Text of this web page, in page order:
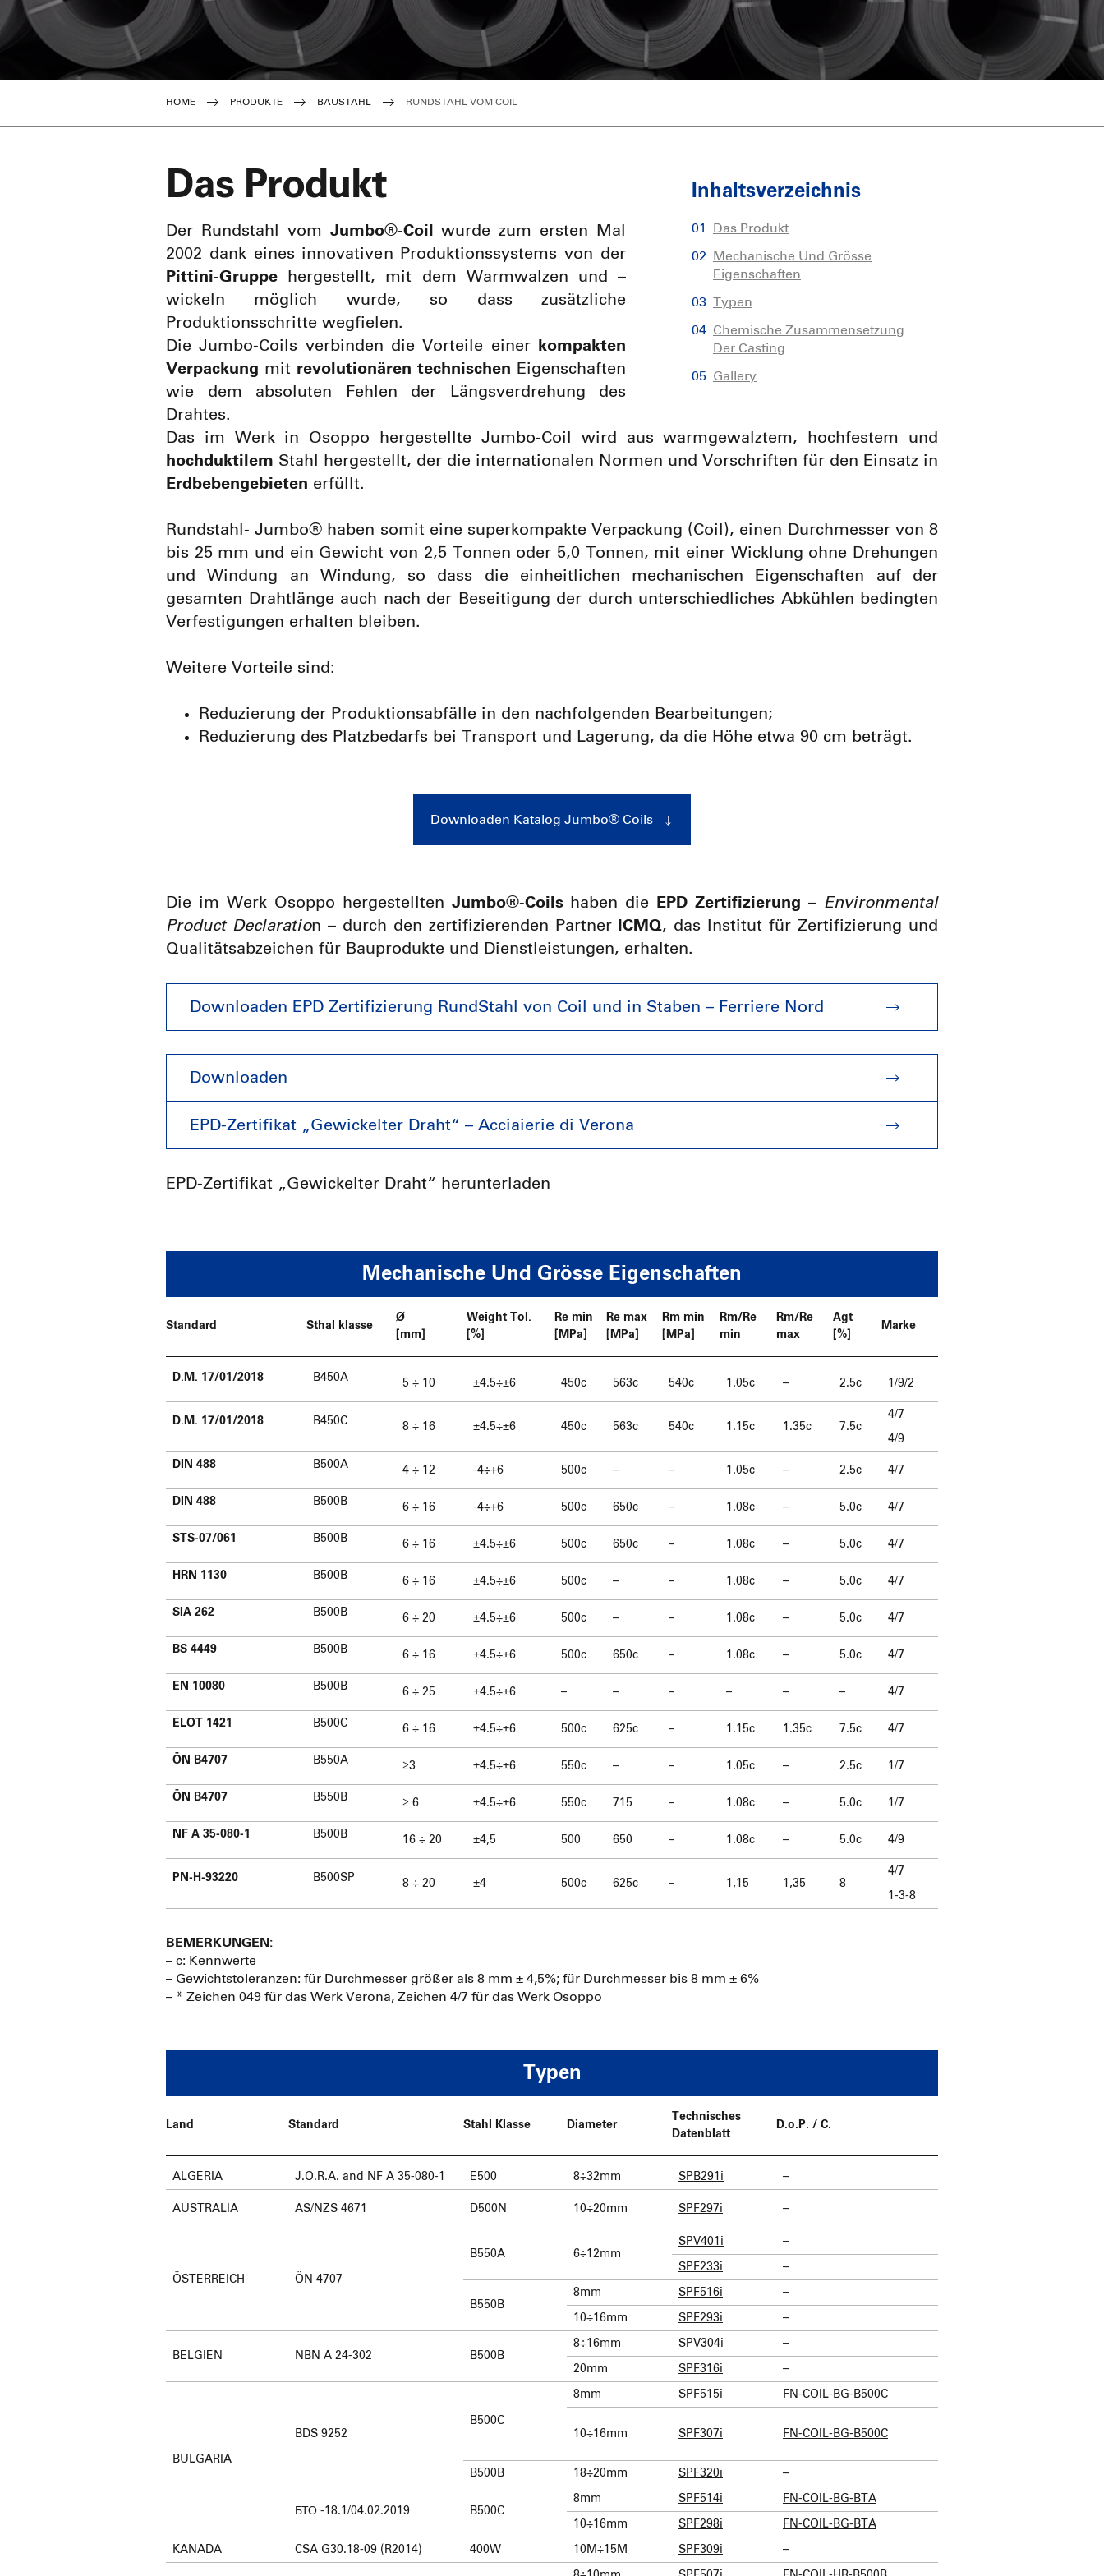
Geschichten über Personen
Produktionsprozesse Matten Ungarn
Unterpulver-Schweissdrähte
Unterpulver-Schweißmittel
HOME PRODUKTE BAUSTAHL RUNDSTAHL VOM COIL
Inhaltsverzeichnis
Das Produkt
Mechanische Und Grösse
Eigenschaften
Typen
Chemische Zusammensetzung
Der Casting
Gallery
Das Produkt
Der Rundstahl vom Jumbo®-Coil
wurde zum ersten Mal
2002 dank eines innovativen Produktionssystems von der
Pittini-Gruppe hergestellt, mit dem Warmwalzen und –
wickeln möglich wurde, so dass zusätzliche
Produktionsschritte wegfielen.
Die Jumbo-Coils verbinden die Vorteile einer
kompakten
Verpackung mit revolutionären technischen Eigenschaften
wie dem absoluten Fehlen der Längsverdrehung des
Drahtes.
Das im Werk in Osoppo hergestellte Jumbo-Coil wird aus warmgewalztem, hochfestem und
hochduktilem Stahl hergestellt, der die internationalen Normen und Vorschriften für den Einsatz in
Erdbebengebieten erfüllt.
Rundstahl- Jumbo® haben somit eine superkompakte Verpackung (Coil), einen Durchmesser von 8
bis 25 mm und ein Gewicht von 2,5 Tonnen oder 5,0 Tonnen, mit einer Wicklung ohne Drehungen
und Windung an Windung, so dass die einheitlichen mechanischen Eigenschaften auf der
gesamten Drahtlänge auch nach der Beseitigung der durch unterschiedliches Abkühlen bedingten
Verfestigungen erhalten bleiben.
Weitere Vorteile sind:
Reduzierung der Produktionsabfälle in den nachfolgenden Bearbeitungen;
Reduzierung des Platzbedarfs bei Transport und Lagerung, da die Höhe etwa 90 cm beträgt.
Downloaden Katalog Jumbo® Coils
Die im Werk Osoppo hergestellten Jumbo®-Coilshaben die EPD Zertifizierung – Environmental
Product Declaration – durch den zertifizierenden Partner ICMQ, das Institut für Zertifizierung und
Qualitätsabzeichen für Bauprodukte und Dienstleistungen, erhalten.
Downloaden EPD Zertifizierung RundStahl von Coil und in Staben – Ferriere Nord
Downloaden
EPD-Zertifikat „Gewickelter Draht“ – Acciaierie di Verona
EPD-Zertifikat „Gewickelter Draht“ herunterladen
Mechanische Und Grösse Eigenschaften
Standard Sthal klasse
Ø
[mm]
Weight Tol.
[%]
Re min
[MPa]
Re max
[MPa]
Rm min
[MPa]
Rm/Re
min
Rm/Re
max
Agt
[%]
Marke
D.M. 17/01/2018 B450A 5 ÷ 10 ±4.5÷±6 450c 563c 540c 1.05c – 2.5c 1/9/2
D.M. 17/01/2018 B450C 8 ÷ 16 ±4.5÷±6 450c 563c 540c 1.15c 1.35c 7.5c
4/7
4/9
DIN 488 B500A 4 ÷ 12 -4÷+6 500c – – 1.05c – 2.5c 4/7
DIN 488 B500B 6 ÷ 16 -4÷+6 500c 650c – 1.08c – 5.0c 4/7
STS-07/061 B500B 6 ÷ 16 ±4.5÷±6 500c 650c – 1.08c – 5.0c 4/7
HRN 1130 B500B 6 ÷ 16 ±4.5÷±6 500c – – 1.08c – 5.0c 4/7
SIA 262 B500B 6 ÷ 20 ±4.5÷±6 500c – – 1.08c – 5.0c 4/7
BS 4449 B500B 6 ÷ 16 ±4.5÷±6 500c 650c – 1.08c – 5.0c 4/7
EN 10080 B500B 6 ÷ 25 ±4.5÷±6 – – – – – – 4/7
ELOT 1421 B500C 6 ÷ 16 ±4.5÷±6 500c 625c – 1.15c 1.35c 7.5c 4/7
ÖN B4707 B550A ≥3 ±4.5÷±6 550c – – 1.05c – 2.5c 1/7
ÖN B4707 B550B ≥ 6 ±4.5÷±6 550c 715 – 1.08c – 5.0c 1/7
NF A 35-080-1 B500B 16 ÷ 20 ±4,5 500 650 – 1.08c – 5.0c 4/9
PN-H-93220 B500SP 8 ÷ 20 ±4 500c 625c – 1,15 1,35 8
4/7
1-3-8
BEMERKUNGEN:
– c: Kennwerte
– Gewichtstoleranzen: für Durchmesser größer als 8 mm ± 4,5%; für Durchmesser bis 8 mm ± 6%
– * Zeichen 049 für das Werk Verona, Zeichen 4/7 für das Werk Osoppo
Typen
Land Standard Stahl Klasse Diameter
Technisches
Datenblatt
D.o.P. / C.
ALGERIA J.O.R.A. and NF A 35-080-1 E500 8÷32mm SPB291i –
AUSTRALIA AS/NZS 4671 D500N 10÷20mm SPF297i –
ÖSTERREICH ÖN 4707
B550A 6÷12mm
SPV401i –
SPF233i –
B550B
8mm SPF516i –
10÷16mm SPF293i –
BELGIEN NBN A 24-302 B500B
8÷16mm SPV304i –
20mm SPF316i –
BULGARIA
BDS 9252
B500C
8mm SPF515i FN-COIL-BG-B500C
10÷16mm SPF307i FN-COIL-BG-B500C
B500B 18÷20mm SPF320i –
БТО -18.1/04.02.2019 B500C
8mm SPF514i FN-COIL-BG-BTA
10÷16mm SPF298i FN-COIL-BG-BTA
KANADA CSA G30.18-09 (R2014) 400W 10M÷15M SPF309i –